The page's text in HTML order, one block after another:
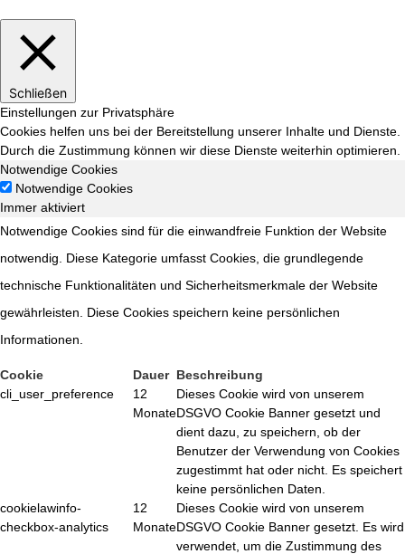
Schließen
Einstellungen zur Privatsphäre
Cookies helfen uns bei der Bereitstellung unserer Inhalte und Dienste.
Durch die Zustimmung können wir diese Dienste weiterhin optimieren.
Notwendige Cookies
Notwendige Cookies
Immer aktiviert
Notwendige Cookies sind für die einwandfreie Funktion der Website
notwendig. Diese Kategorie umfasst Cookies, die grundlegende
technische Funktionalitäten und Sicherheitsmerkmale der Website
gewährleisten. Diese Cookies speichern keine persönlichen
Informationen.
Cookie Dauer Beschreibung
cli_user_preference
12
Monate
Dieses Cookie wird von unserem
DSGVO Cookie Banner gesetzt und
dient dazu, zu speichern, ob der
Benutzer der Verwendung von Cookies
zugestimmt hat oder nicht. Es speichert
keine persönlichen Daten.
cookielawinfo-
checkbox-analytics
12
Monate
Dieses Cookie wird von unserem
DSGVO Cookie Banner gesetzt. Es wird
verwendet, um die Zustimmung des